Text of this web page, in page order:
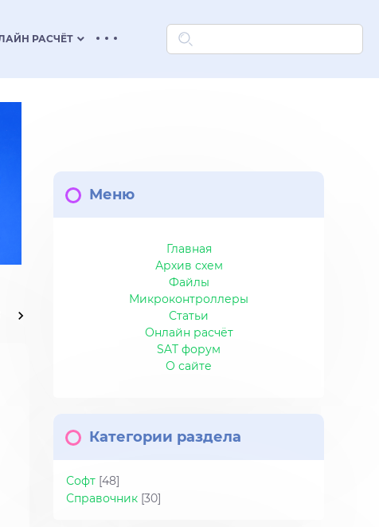
РАСЧЁТ keyboard_arrow_down
Меню
Главная
Архив схем
Файлы
Микроконтроллеры
Статьи
Онлайн расчёт
SAT форум
О сайте
Категории раздела
Софт [48]
Справочник [30]